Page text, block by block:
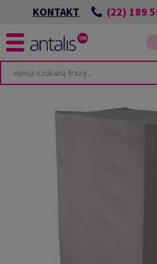
KONTAKT (22) 189